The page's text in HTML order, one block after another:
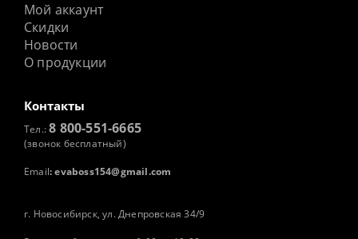
Мой аккаунт
Скидки
Новости
О продукции
Контакты
Тел.:8 800-551-6665
(звонок бесплатный)
Email: evaboss154@gmail.com
г. Новосибирск, ул. Днепровская 34/9